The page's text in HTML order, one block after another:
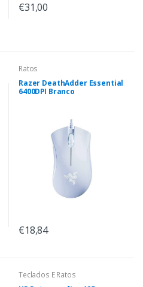
€31,00
Ratos
Razer DeathAdder Essential
6400DPI Branco
€18,84
Teclados E Ratos